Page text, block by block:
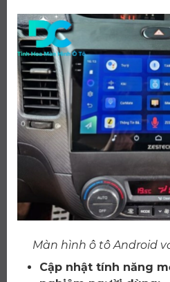
Màn hình ô tô Android
Cập nhật tính năng